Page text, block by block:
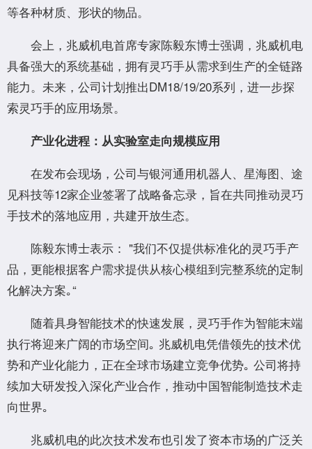
等各种材质、形状的物品。
会上，兆威机电首席专家陈毅东博士强调，兆威机电
具备强大的系统基础，拥有灵巧手从需求到生产的全链路
能力。未来，公司计划推出DM18/19/20系列，进一步探
索灵巧手的应用场景。
产业化进程：从实验室走向规模应用
在发布会现场，公司与银河通用机器人、星海图、途
见科技等12家企业签署了战略备忘录，旨在共同推动灵巧
手技术的落地应用，共建开放生态。
陈毅东博⼠表示： "我们不仅提供标准化的灵巧⼿产
品，更能根据客户需求提供从核⼼模组到完整系统的定制
化解决⽅案｡“
随着具身智能技术的快速发展，灵巧⼿作为智能末端
执行将迎来⼴阔的市场空间｡ 兆威机电凭借领先的技术优
势和产业化能⼒，正在全球市场建⽴竞争优势｡ 公司将持
续加⼤研发投⼊深化产业合作，推动中国智能制造技术⾛
向世界｡
兆威机电的此次技术发布也引发了资本市场的⼴泛关